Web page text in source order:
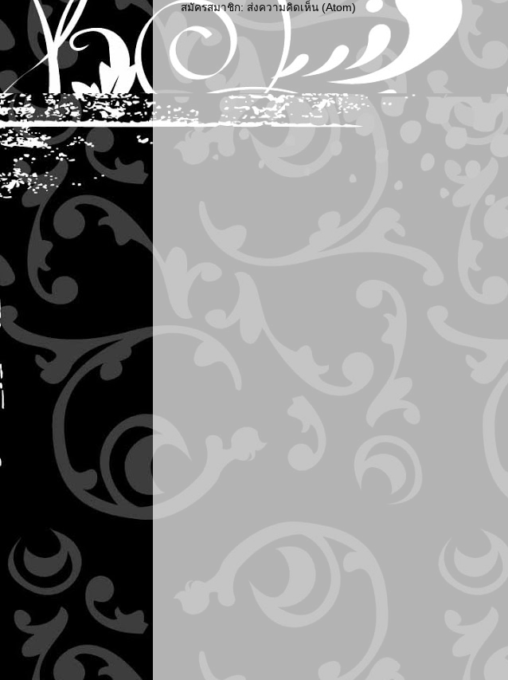
สมัครสมาชิก: ส่งความคิดเห็น (Atom)